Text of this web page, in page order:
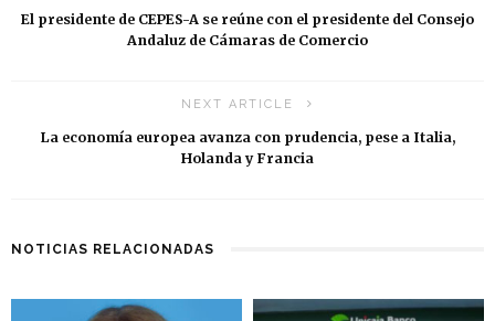
El presidente de CEPES-A se reúne con el presidente del Consejo
Andaluz de Cámaras de Comercio
NEXT ARTICLE
La economía europea avanza con prudencia, pese a Italia,
Holanda y Francia
NOTICIAS RELACIONADAS